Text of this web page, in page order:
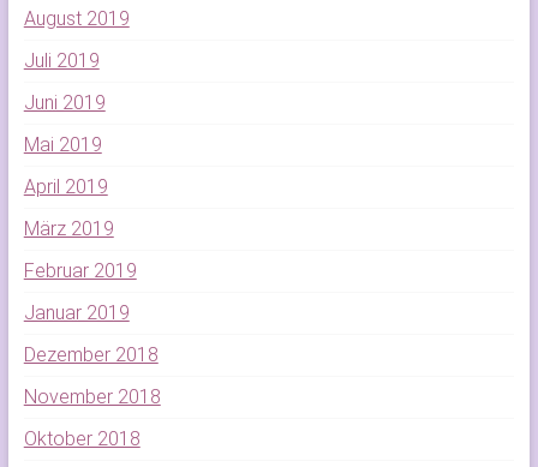
August 2019
Juli 2019
Juni 2019
Mai 2019
April 2019
März 2019
Februar 2019
Januar 2019
Dezember 2018
November 2018
Oktober 2018